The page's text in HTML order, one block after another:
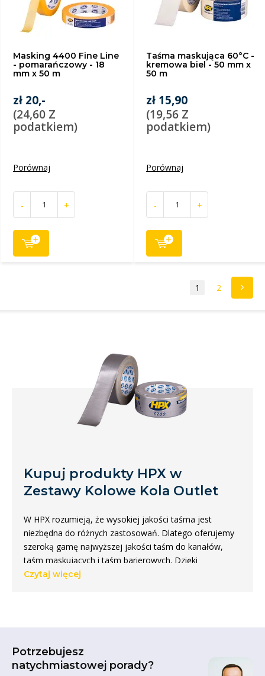
Masking 4400 Fine Line
- pomarańczowy - 18
mm x 50 m
zł 20,-
(24,60 Z
podatkiem)
Porównaj
- +
Taśma maskująca 60°C -
kremowa biel - 50 mm x
50 m
zł 15,90
(19,56 Z
podatkiem)
Porównaj
- +
1 2
Kupuj produkty HPX w
Zestawy Kolowe Kola Outlet
W HPX rozumieją, że wysokiej jakości taśma jest
niezbędna do różnych zastosowań. Dlatego oferujemy
szeroką gamę najwyższej jakości taśm do kanałów,
taśm maskujących i taśm barierowych. Dzięki
wieloletniemu doświadczeniu HPX i skupieniu się na
Taśmy kanałowe są zaprojektowane tak, aby sprostać
najbardziej wymagającym warunkom. Niezależnie od
Czytaj więcej
Potrzebujesz
natychmiastowej porady?